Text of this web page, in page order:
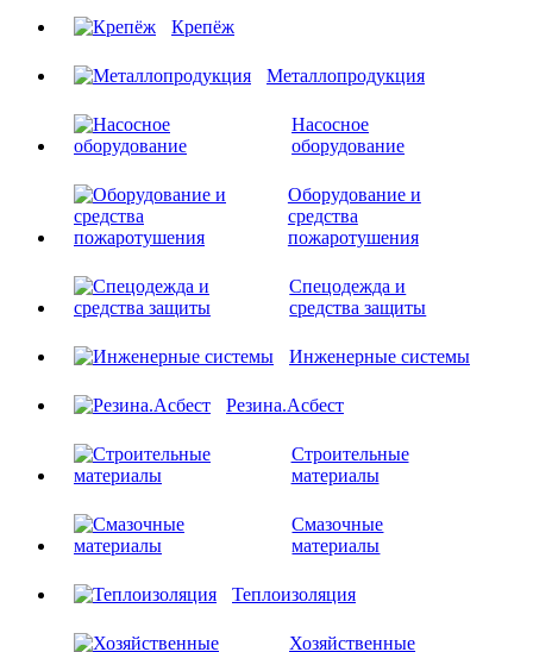
Крепёж
Металлопродукция
Насосное
оборудование
Оборудование и
средства
пожаротушения
Спецодежда и
средства защиты
Инженерные системы
Резина.Асбест
Строительные
материалы
Смазочные
материалы
Теплоизоляция
Хозяйственные